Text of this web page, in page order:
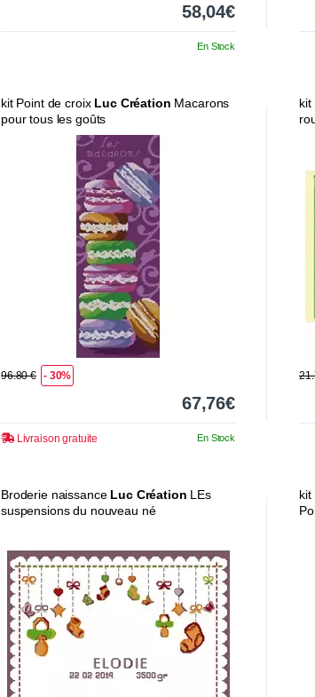
58,04€
En Stock
kit Point de croix Luc Création Macarons
pour tous les goûts
96.80 € - 30%
67,76€
Livraison gratuite En Stock
kit
Broderie naissance Luc Création LEs
suspensions du nouveau né
kit